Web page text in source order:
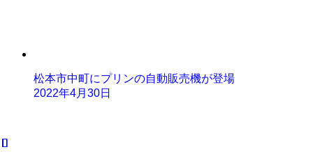
松本市中町にプリンの自動販売機が登場
2022年4月30日